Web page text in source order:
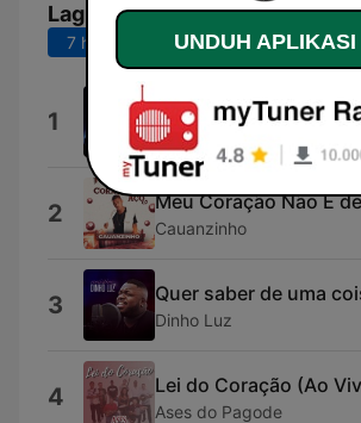
Lagu Teratas
7 hari terakhir 30 hari terakhir
1 Mania do Brasil (Ao
Turma do Pagode
2 Meu Coração Não É
Cauanzinho
3 Quer saber de uma
Dinho Luz
4 Lei do Coração (Ao
Ases do Pagode
UNDUH APLIKASI